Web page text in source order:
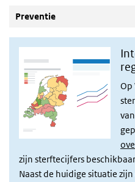
Preventie
Op
zijn sterftecijfers
Naast de huidige situatie